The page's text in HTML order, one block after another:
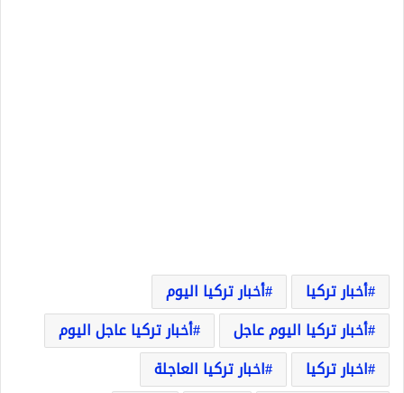
أخبار تركيا
أخبار تركيا اليوم
أخبار تركيا اليوم عاجل
أخبار تركيا عاجل اليوم
اخبار تركيا
اخبار تركيا العاجلة